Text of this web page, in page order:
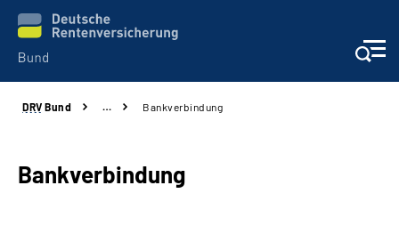
Beratung & Kontakt
Reha-Zentren
DRV Bund … Bankverbindung
Bankverbindung